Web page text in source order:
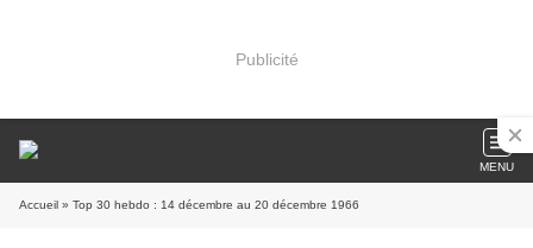
Publicité
MENU
Accueil » Top 30 hebdo : 14 décembre au 20 décembre 1966